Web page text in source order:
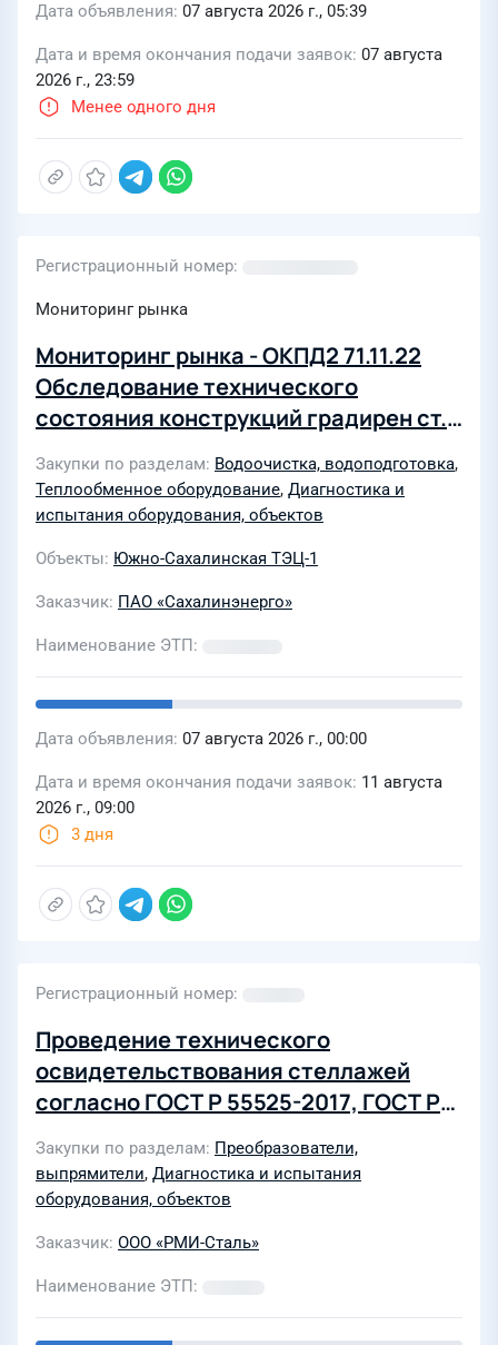
Дата объявления 07 августа 2026 г., 05:39
Дата и время окончания подачи заявок 07 августа
2026 г., 23:59
Менее одного дня
Регистрационный номер
Мониторинг рынка
Мониторинг рынка - ОКПД2 71.11.22
Обследование технического
состояния конструкций градирен ст.
ТЭЦ-1"
Закупки по разделам Водоочистка, водоподготовка,
Теплообменное оборудование, Диагностика и
испытания оборудования, объектов
Объекты Южно-Сахалинская ТЭЦ-1
Заказчик ПАО «Сахалинэнерго»
Наименование ЭТП
Дата объявления 07 августа 2026 г., 00:00
Дата и время окончания подачи заявок 11 августа
2026 г., 09:00
3 дня
Регистрационный номер
Проведение технического
освидетельствования стеллажей
согласно ГОСТ Р 55525-2017, ГОСТ Р
57381-2017 для нужд АО "Завод
"Инвертор"
Закупки по разделам Преобразователи,
выпрямители, Диагностика и испытания
оборудования, объектов
Заказчик ООО «РМИ-Сталь»
Наименование ЭТП